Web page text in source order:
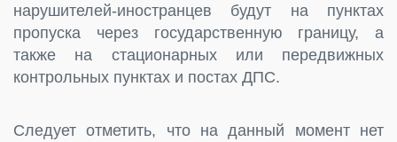
нарушителей-иностранцев будут на пунктах
пропуска через государственную границу, а
также на стационарных или передвижных
контрольных пунктах и постах ДПС.
Следует отметить, что на данный момент нет